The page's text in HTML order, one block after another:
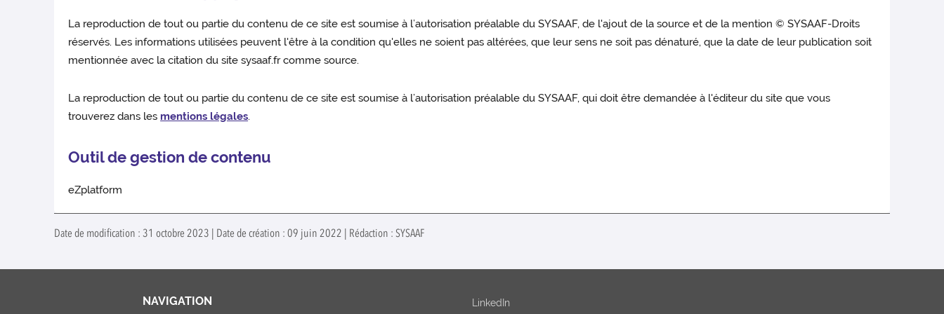
La reproduction de tout ou partie du contenu de ce site est soumise à l’autorisation préalable du SYSAAF, de l'ajout de la source et de la mention © SYSAAF-Droits
réservés. Les informations utilisées peuvent l'être à la condition qu'elles ne soient pas altérées, que leur sens ne soit pas dénaturé, que la date de leur publication soit
mentionnée avec la citation du site sysaaf.fr comme source.
La reproduction de tout ou partie du contenu de ce site est soumise à l’autorisation préalable du SYSAAF, qui doit être demandée à l'éditeur du site que vous
trouverez dans les mentions légales.
Outil de gestion de contenu
eZplatform
Date de modification : 31 octobre 2023 | Date de création : 09 juin 2022 | Rédaction : SYSAAF
NAVIGATION LinkedIn